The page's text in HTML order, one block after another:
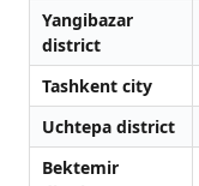
Yangibazar
district
Tashkent city
Uchtepa district
Bektemir